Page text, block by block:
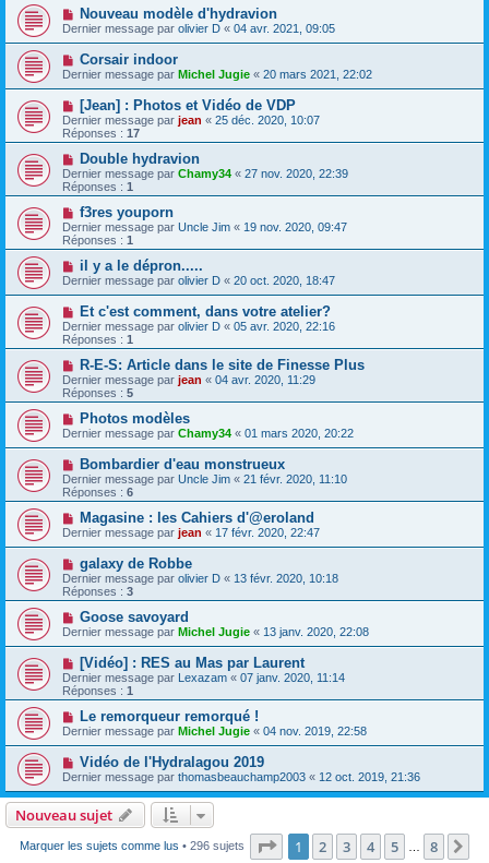
Nouveau modèle d'hydravion
Dernier message par olivier D « 04 avr. 2021, 09:05
Corsair indoor
Dernier message par Michel Jugie « 20 mars 2021, 22:02
[Jean] : Photos et Vidéo de VDP
Dernier message par jean « 25 déc. 2020, 10:07
Réponses : 17
Double hydravion
Dernier message par Chamy34 « 27 nov. 2020, 22:39
Réponses : 1
f3res youporn
Dernier message par Uncle Jim « 19 nov. 2020, 09:47
Réponses : 1
il y a le dépron.....
Dernier message par olivier D « 20 oct. 2020, 18:47
Et c'est comment, dans votre atelier?
Dernier message par olivier D « 05 avr. 2020, 22:16
Réponses : 1
R-E-S: Article dans le site de Finesse Plus
Dernier message par jean « 04 avr. 2020, 11:29
Réponses : 5
Photos modèles
Dernier message par Chamy34 « 01 mars 2020, 20:22
Bombardier d'eau monstrueux
Dernier message par Uncle Jim « 21 févr. 2020, 11:10
Réponses : 6
Magasine : les Cahiers d'@eroland
Dernier message par jean « 17 févr. 2020, 22:47
galaxy de Robbe
Dernier message par olivier D « 13 févr. 2020, 10:18
Réponses : 3
Goose savoyard
Dernier message par Michel Jugie « 13 janv. 2020, 22:08
[Vidéo] : RES au Mas par Laurent
Dernier message par Lexazam « 07 janv. 2020, 11:14
Réponses : 1
Le remorqueur remorqué !
Dernier message par Michel Jugie « 04 nov. 2019, 22:58
Vidéo de l'Hydralagou 2019
Dernier message par thomasbeauchamp2003 « 12 oct. 2019, 21:36
Nouveau sujet
Marquer les sujets comme lus • 296 sujets Page 1sur8
1 2 3 4 5 8